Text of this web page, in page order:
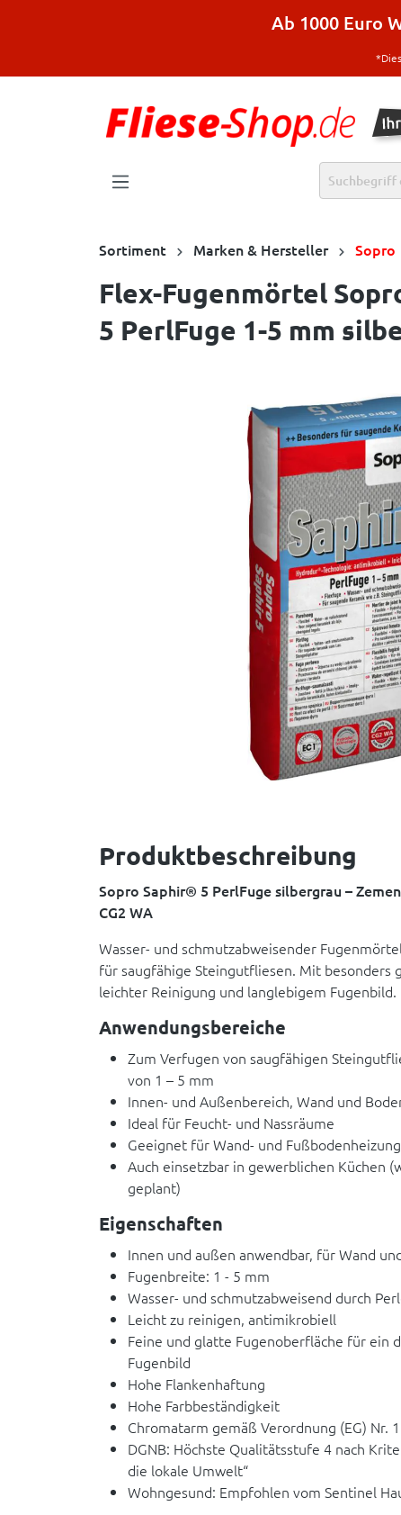
Ab 1000 Euro
Sortiment Marken & Hersteller Sopro
Flex-Fugenmörtel
5 PerlFuge 1-5 mm
Produktbeschreibung
Sopro Saphir® 5 PerlFuge silbergrau –
CG2 WA
Wasser- und schmutzabweisender
für saugfähige Steingutfliesen. Mit besonders
leichter Reinigung und langlebigem Fugenbild.
Anwendungsbereiche
Zum Verfugen von saugfähigen
von 1 – 5 mm
Innen- und Außenbereich, Wand und
Ideal für Feucht- und Nassräume
Geeignet für Wand- und
Auch einsetzbar in gewerblichen Küchen
geplant)
Eigenschaften
Innen und außen anwendbar, für Wand
Fugenbreite: 1 - 5 mm
Wasser- und schmutzabweisend durch
Leicht zu reinigen, antimikrobiell
Feine und glatte Fugenoberfläche für ein
Fugenbild
Hohe Flankenhaftung
Hohe Farbbeständigkeit
Chromatarm gemäß Verordnung (EG) Nr.
DGNB: Höchste Qualitätsstufe 4 nach
die lokale Umwelt“
Wohngesund: Empfohlen vom Sentinel